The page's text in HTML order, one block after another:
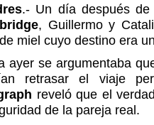
.- Un día después
, Guillermo y
miel cuyo destino era
ayer se argumentaba
retrasar el viaje
reveló que el
de la pareja real.